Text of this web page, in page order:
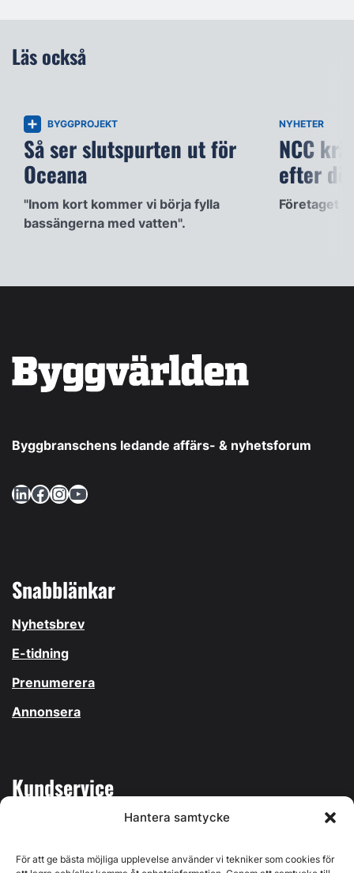
Hantera samtycke
För att ge bästa möjliga upplevelse använder vi tekniker som cookies för
Läs också
BYGGPROJEKT
Så ser slutspurten ut för
Oceana
"Inom kort kommer vi börja fylla
bassängerna med vatten".
NYHETER
NCC
efter
Företaget
Byggbranschens ledande affärs- & nyhetsforum
LinkedIn Facebook InstagramYouTube
Snabblänkar
Nyhetsbrev
E-tidning
Prenumerera
Annonsera
Kundservice
Kontakta oss